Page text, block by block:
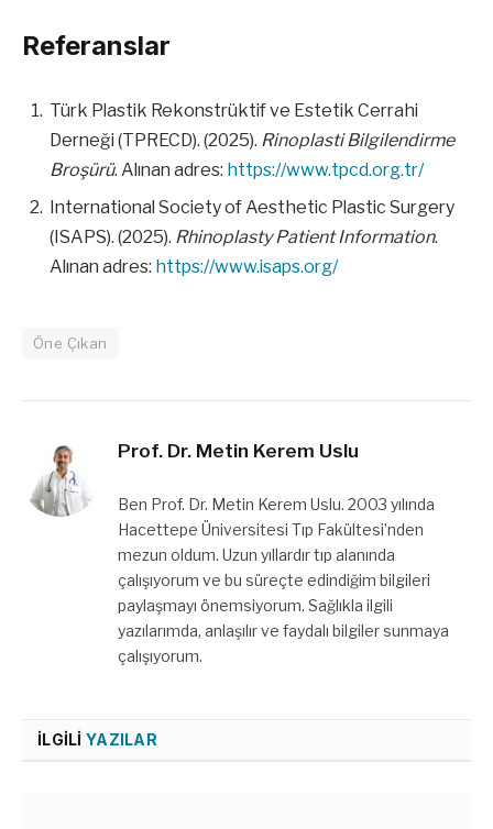
Referanslar
Türk Plastik Rekonstrüktif ve Estetik Cerrahi
Derneği (TPRECD). (2025). Rinoplasti Bilgilendirme
Broşürü. Alınan adres: https://www.tpcd.org.tr/
International Society of Aesthetic Plastic Surgery
(ISAPS). (2025). Rhinoplasty Patient Information.
Alınan adres: https://www.isaps.org/
Öne Çıkan
Prof. Dr. Metin Kerem Uslu
Ben Prof. Dr. Metin Kerem Uslu. 2003 yılında
Hacettepe Üniversitesi Tıp Fakültesi’nden
mezun oldum. Uzun yıllardır tıp alanında
çalışıyorum ve bu süreçte edindiğim bilgileri
paylaşmayı önemsiyorum. Sağlıkla ilgili
yazılarımda, anlaşılır ve faydalı bilgiler sunmaya
çalışıyorum.
İLGILI YAZILAR